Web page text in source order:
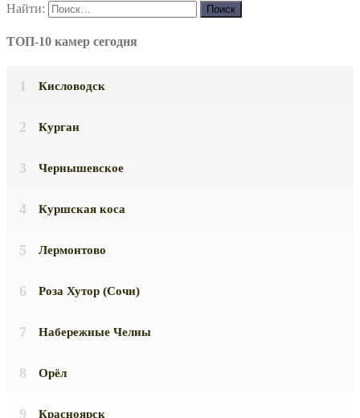
Найти:
ТОП-10 камер сегодня
Кисловодск
Курган
Чернышевское
Куршская коса
Лермонтово
Роза Хутор (Сочи)
Набережные Челны
Орёл
Красноярск